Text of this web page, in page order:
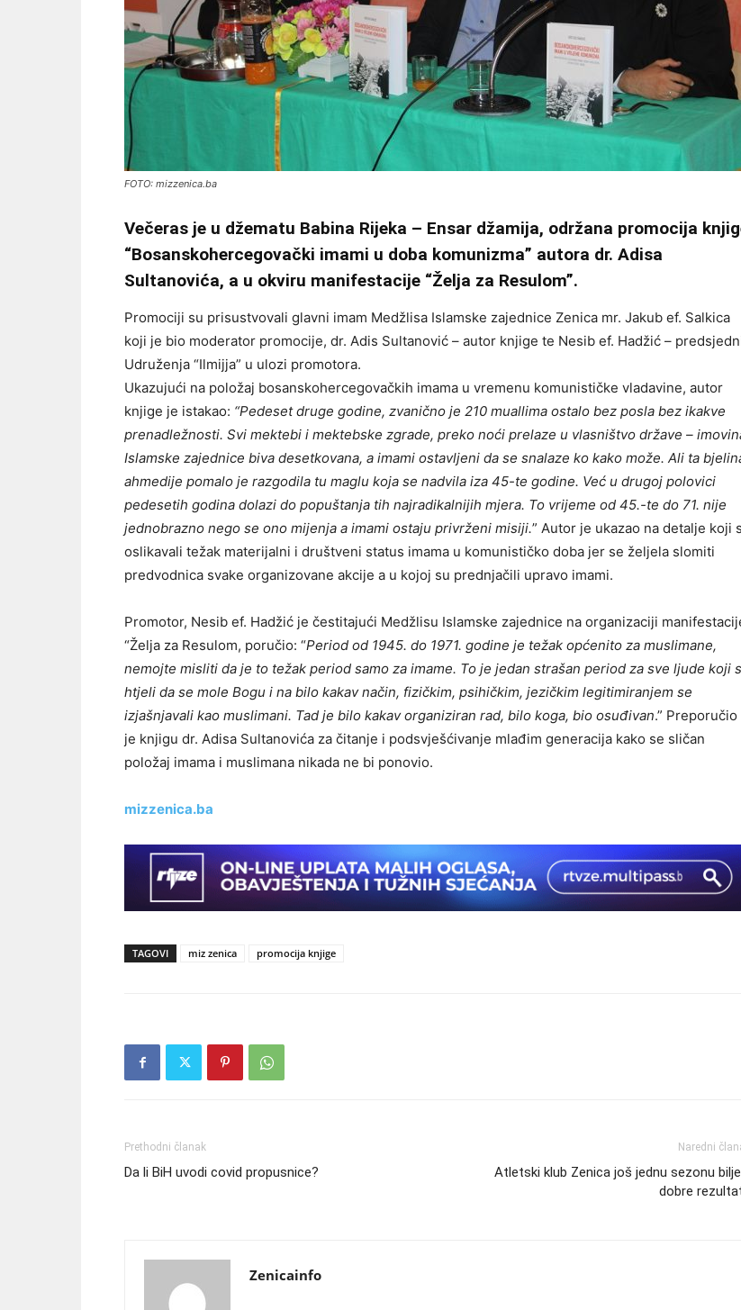
FOTO: mizzenica.ba
Večeras je u džematu Babina Rijeka – Ensar džamija, održana promocija
“Bosanskohercegovački imami u doba komunizma” autora dr. Adisa
Sultanovića, a u okviru manifestacije “Želja za Resulom”.
Promociji su prisustvovali glavni imam Medžlisa Islamske zajednice Zenica mr. Jakub ef. Salkica
koji je bio moderator promocije, dr. Adis Sultanović – autor knjige te Nesib ef. Hadžić –
Udruženja “Ilmijja” u ulozi promotora.
Ukazujući na položaj bosanskohercegovačkih imama u vremenu komunističke vladavine, autor
knjige je istakao: “Pedeset druge godine, zvanično je 210 muallima ostalo bez posla bez ikakve
prenadležnosti. Svi mektebi i mektebske zgrade, preko noći prelaze u vlasništvo države –
Islamske zajednice biva desetkovana, a imami ostavljeni da se snalaze ko kako može. Ali ta
ahmedije pomalo je razgodila tu maglu koja se nadvila iza 45-te godine. Već u drugoj polovici
pedesetih godina dolazi do popuštanja tih najradikalnijih mjera. To vrijeme od 45.-te do 71. nije
jednobrazno nego se ono mijenja a imami ostaju privrženi misiji.” Autor je ukazao na detalje koji
oslikavali težak materijalni i društveni status imama u komunističko doba jer se željela slomiti
predvodnica svake organizovane akcije a u kojoj su prednjačili upravo imami.
Promotor, Nesib ef. Hadžić je čestitajući Medžlisu Islamske zajednice na organizaciji
“Želja za Resulom, poručio: “Period od 1945. do 1971. godine je težak općenito za muslimane,
nemojte misliti da je to težak period samo za imame. To je jedan strašan period za sve ljude koji
htjeli da se mole Bogu i na bilo kakav način, fizičkim, psihičkim, jezičkim legitimiranjem se
izjašnjavali kao muslimani. Tad je bilo kakav organiziran rad, bilo koga, bio osuđivan.” Preporučio
je knjigu dr. Adisa Sultanovića za čitanje i podsvješćivanje mlađim generacija kako se sličan
položaj imama i muslimana nikada ne bi ponovio.
mizzenica.ba
TAGOVI miz zenica promocija knjige
Prethodni članak
Da li BiH uvodi covid propusnice?
Naredni
Atletski klub Zenica još jednu sezonu
dobre
Zenicainfo